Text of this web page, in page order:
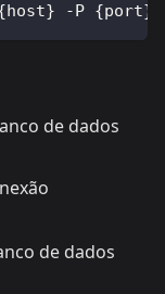
{host} -P
de dados
de dados